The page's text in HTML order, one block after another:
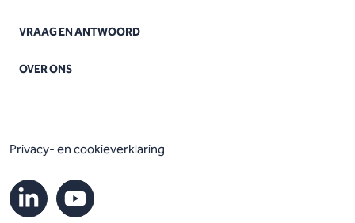
VRAAG EN ANTWOORD
OVER ONS
Privacy- en cookieverklaring